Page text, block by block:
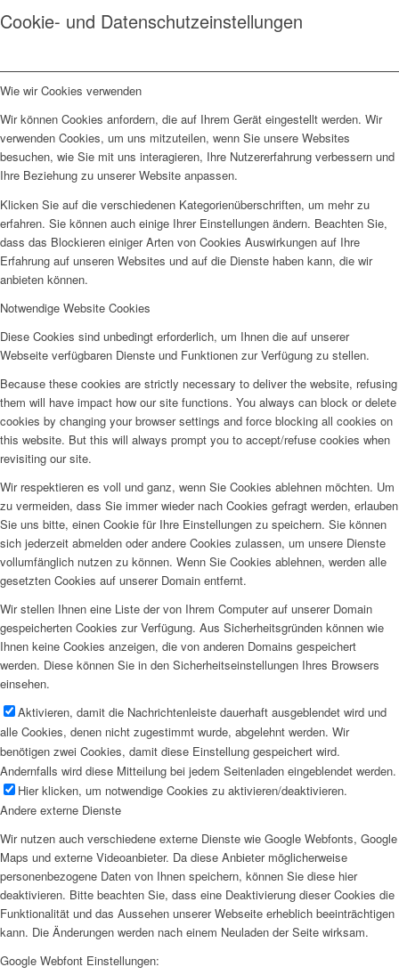
Cookie- und Datenschutzeinstellungen
Wie wir Cookies verwenden
Wir können Cookies anfordern, die auf Ihrem Gerät eingestellt werden. Wir
verwenden Cookies, um uns mitzuteilen, wenn Sie unsere Websites
besuchen, wie Sie mit uns interagieren, Ihre Nutzererfahrung verbessern und
Ihre Beziehung zu unserer Website anpassen.
Klicken Sie auf die verschiedenen Kategorienüberschriften, um mehr zu
erfahren. Sie können auch einige Ihrer Einstellungen ändern. Beachten Sie,
dass das Blockieren einiger Arten von Cookies Auswirkungen auf Ihre
Erfahrung auf unseren Websites und auf die Dienste haben kann, die wir
anbieten können.
Notwendige Website Cookies
Diese Cookies sind unbedingt erforderlich, um Ihnen die auf unserer
Webseite verfügbaren Dienste und Funktionen zur Verfügung zu stellen.
Because these cookies are strictly necessary to deliver the website, refusing
them will have impact how our site functions. You always can block or delete
cookies by changing your browser settings and force blocking all cookies on
this website. But this will always prompt you to accept/refuse cookies when
revisiting our site.
Wir respektieren es voll und ganz, wenn Sie Cookies ablehnen möchten. Um
zu vermeiden, dass Sie immer wieder nach Cookies gefragt werden, erlauben
Sie uns bitte, einen Cookie für Ihre Einstellungen zu speichern. Sie können
sich jederzeit abmelden oder andere Cookies zulassen, um unsere Dienste
vollumfänglich nutzen zu können. Wenn Sie Cookies ablehnen, werden alle
gesetzten Cookies auf unserer Domain entfernt.
Wir stellen Ihnen eine Liste der von Ihrem Computer auf unserer Domain
gespeicherten Cookies zur Verfügung. Aus Sicherheitsgründen können wie
Ihnen keine Cookies anzeigen, die von anderen Domains gespeichert
werden. Diese können Sie in den Sicherheitseinstellungen Ihres Browsers
einsehen.
Aktivieren, damit die Nachrichtenleiste dauerhaft ausgeblendet wird und
alle Cookies, denen nicht zugestimmt wurde, abgelehnt werden. Wir
benötigen zwei Cookies, damit diese Einstellung gespeichert wird.
Andernfalls wird diese Mitteilung bei jedem Seitenladen eingeblendet werden.
Hier klicken, um notwendige Cookies zu aktivieren/deaktivieren.
Andere externe Dienste
Wir nutzen auch verschiedene externe Dienste wie Google Webfonts, Google
Maps und externe Videoanbieter. Da diese Anbieter möglicherweise
personenbezogene Daten von Ihnen speichern, können Sie diese hier
deaktivieren. Bitte beachten Sie, dass eine Deaktivierung dieser Cookies die
Funktionalität und das Aussehen unserer Webseite erheblich beeinträchtigen
kann. Die Änderungen werden nach einem Neuladen der Seite wirksam.
Google Webfont Einstellungen: